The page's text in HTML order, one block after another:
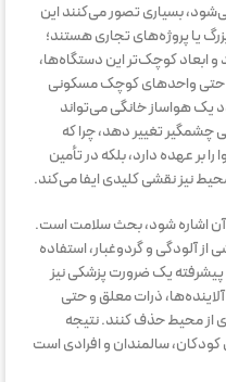
بسیاری تصور می‌کنند این
یا پروژه‌های تجاری هستند؛
ابعاد کوچک‌تر این دستگاه‌ها،
و حتی واحدهای کوچک مسکونی
هواساز خانگی می‌تواند
چشمگیر تغییر دهد، چرا که
بر عهده دارد، بلکه در تأمین
نیز نقشی کلیدی ایفا می‌کند.
اشاره شود، بحث سلامت است.
آلودگی و گردوغبار، استفاده
پیشرفته یک ضرورت پزشکی نیز
ذرات معلق و حتی
از محیط حذف کنند. نتیجه
سالمندان و افرادی است